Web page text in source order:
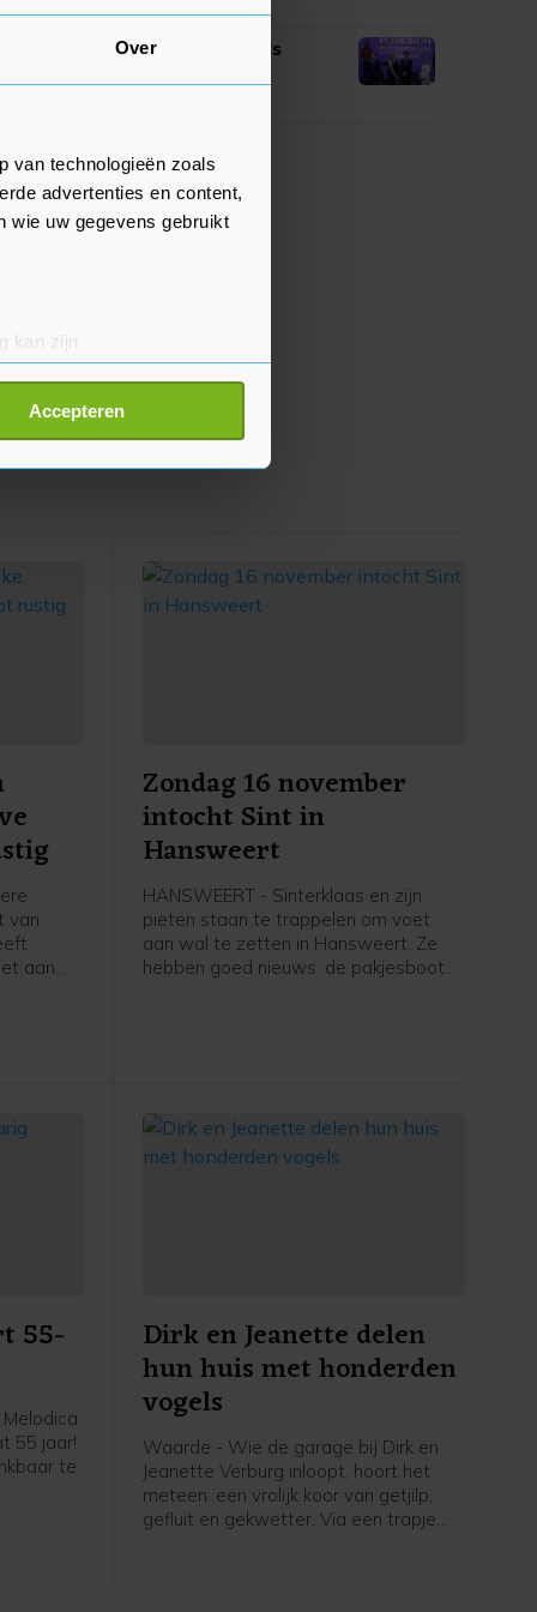
Over
van technologieën zoals
advertenties en content,
wie uw gegevens gebruikt
kan zijn
detailgedeelte
cookiepagina kun je
Accepteren
van
aan
Zondag 16 november
intocht Sint in
Hansweert
HANSWEERT - Sinterklaas en zijn
pieten staan te trappelen om voet
aan wal te zetten in Hansweert. Ze
hebben goed nieuws: de pakjesboot
verwelkomen met de bekende
sinterklaas-meezingers.
55-
Melodica
55 jaar!
te
Dirk en Jeanette delen
hun huis met honderden
vogels
Waarde - Wie de garage bij Dirk en
Jeanette Verburg inloopt, hoort het
meteen: een vrolijk koor van getjilp,
gefluit en gekwetter. Via een trapje
De la Espriella ingezworen als